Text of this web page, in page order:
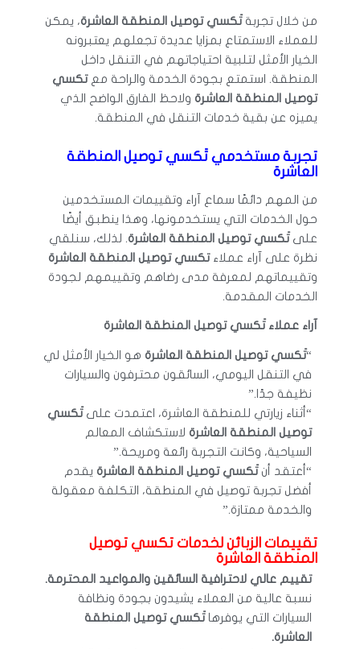
من خلال تجربةتَكسي توصيل المنطقة العاشرة، يمكن
للعملاء الاستمتاع بمزايا عديدة تجعلهم يعتبرونه
الخيار الأمثل لتلبية احتياجاتهم في التنقل داخل
المنطقة. استمتع بجودة الخدمة والراحة معتكسي
توصيل المنطقة العاشرةولاحظ الفارق الواضح الذي
يميزه عن بقية خدمات التنقل في المنطقة.
تجربة مستخدمي تَكسي توصيل المنطقة
العاشرة
من المهم دائمًا سماع آراء وتقييمات المستخدمين
حول الخدمات التي يستخدمونها، وهذا ينطبق أيضًا
علىتَكسي توصيل المنطقة العاشرة. لذلك، سنلقي
نظرة على آراء عملاءتكسي توصيل المنطقة العاشرة
وتقييماتهم لمعرفة مدى رضاهم وتقييمهم لجودة
الخدمات المقدمة.
آراء عملاء تَكسي توصيل المنطقة العاشرة
“تَكسي توصيل المنطقة العاشرةهو الخيار الأمثل لي
في التنقل اليومي، السائقون محترفون والسيارات
نظيفة جدًا.”
“أثناء زيارتي للمنطقة العاشرة، اعتمدت علىتَكسي
توصيل المنطقة العاشرةلاستكشاف المعالم
السياحية، وكانت التجربة رائعة ومريحة.”
“أعتقد أنتَكسي توصيل المنطقة العاشرةيقدم
أفضل تجربة توصيل في المنطقة، التكلفة معقولة
والخدمة ممتازة.”
تقييمات الزبائن لخدمات تكسي توصيل
المنطقة العاشرة
تقييم عالي لاحترافية السائقين والمواعيد المحترمة.
نسبة عالية من العملاء يشيدون بجودة ونظافة
السيارات التي يوفرهاتَكسي توصيل المنطقة
العاشرة.